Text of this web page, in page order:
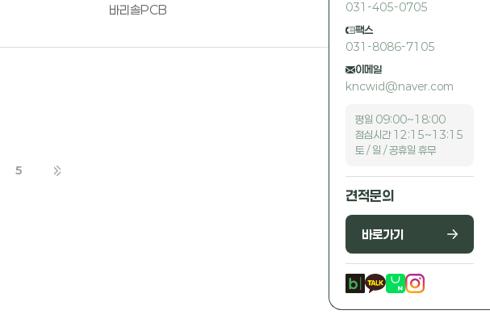
031-405-0705
팩스
031-8086-7105
이메일
kncwid@naver.com
평일 09:00~18:00
점심시간 12:15~13:15
토 / 일 / 공휴일 휴무
견적문의
바로가기
바리솔PCB
5